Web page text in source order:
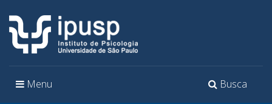
Toggle
Busca
Toggle
Menu